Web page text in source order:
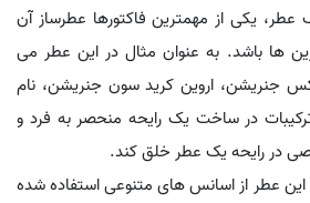
عطر، یکی از مهمترین فاکتورها عطرساز آن
ها باشد. به عنوان مثال در این عطر می
جنریشن، اروین کرید سون جنریشن، نام
ترکیبات در ساخت یک رایحه منحصر به فرد و
در رایحه یک عطر خلق کند.
عطر از اسانس های متنوعی استفاده شده